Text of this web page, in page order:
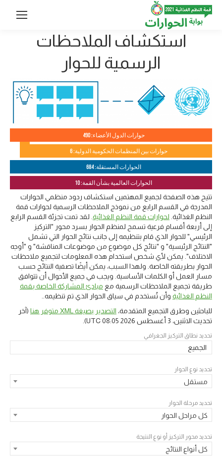
استكشاف الملاحظات
الرسمية للحوار
حوارات الدول الأعضاء: 490
حوارات بين المنظمات الحكومية الدولية: 6
الحوارات المستقلة: 684
الحوارات العالمية بشأن القمة: 10
تتيح هذه الصفحة لجميع المهتمين استكشاف ردود منظمي الحوارات
المدرجة في القسم الرابع من نموذج الملاحظات الرسمية لحوارات قمة
النظم الغذائية. لحوارات قمة النظم الغذائية . لقد تمت تجزئة القسم الرابع
إلى أربعة أقسام فرعية تسمح لمنظم الحوار بسرد محور "التركيز
الرئيسي" للحوار الذي قام بتنظيمه إلى جانب نتائج الحوار التي تشمل
"النتائج الرئيسية" و "نتائج كل موضوع من موضوعات المناقشة" و "أوجه
الاختلاف". يمكن لأي شخص استخدام هذه المعلومات لتجميع ملاحظات
الحوار بطريقته الخاصة. ولهذا السبب، يمكن أيضًا تصفية النتائج حسب
مسار العمل أو الكلمات الأساسية. ويجب في جميع الأحوال أن تتوافق
طريقة تجميع الملاحظات الرسمية مع مبادئ المشاركة الخاصة بقمة
النظم الغذائية وأن تُستخدم في سياق الحوار الذي تم تنظيمه..
للباحثين وطرق التجميع المتقدمة، التصدير بصيغة XML متوفر هنا
(آخر
تحديث الاثنين، 3 أغسطس 2026 08:05 UTC ).
تحديد نطاق التركيز الجغرافي
الجميع
تحديد نوع الحوار
مستقل
تحديد مرحلة الحوار
كل مراحل الحوار
تحديد محور التركيز أو نوع النتيجة
كل أنواع النتائج